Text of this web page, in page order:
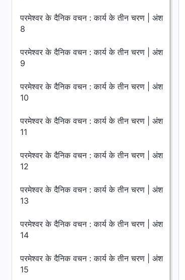
परमेश्वर के दैनिक वचन : कार्य के तीन चरण | अंश
8
परमेश्वर के दैनिक वचन : कार्य के तीन चरण | अंश
9
परमेश्वर के दैनिक वचन : कार्य के तीन चरण | अंश
10
परमेश्वर के दैनिक वचन : कार्य के तीन चरण | अंश
11
परमेश्वर के दैनिक वचन : कार्य के तीन चरण | अंश
12
परमेश्वर के दैनिक वचन : कार्य के तीन चरण | अंश
13
परमेश्वर के दैनिक वचन : कार्य के तीन चरण | अंश
14
परमेश्वर के दैनिक वचन : कार्य के तीन चरण | अंश
15